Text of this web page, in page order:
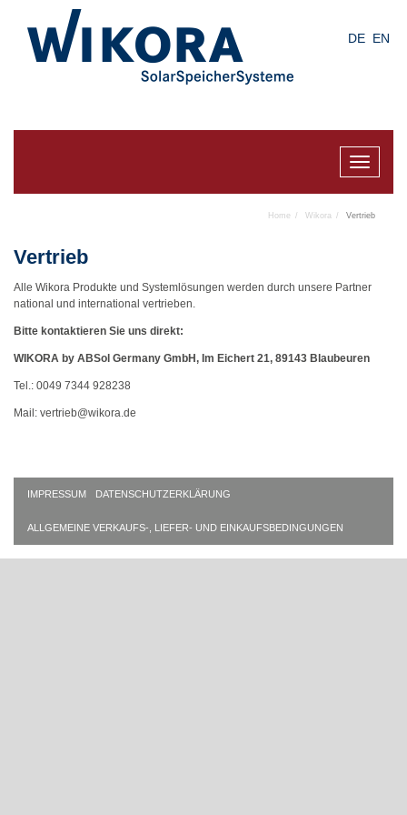
DE EN
Toggle
Home Wikora Vertrieb
Vertrieb
Alle Wikora Produkte und Systemlösungen werden durch unsere Partner
national und international vertrieben.
Bitte kontaktieren Sie uns direkt:
WIKORA by ABSol Germany GmbH, Im Eichert 21, 89143 Blaubeuren
Tel.: 0049 7344 928238
Mail: vertrieb@wikora.de
IMPRESSUM DATENSCHUTZERKLÄRUNG
ALLGEMEINE VERKAUFS-, LIEFER- UND EINKAUFSBEDINGUNGEN